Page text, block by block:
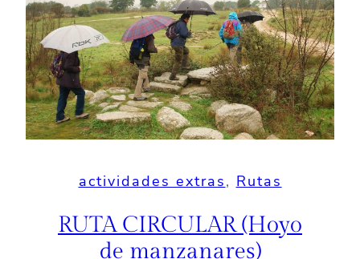
actividades extras, Rutas
RUTA CIRCULAR (Hoyo
de manzanares)